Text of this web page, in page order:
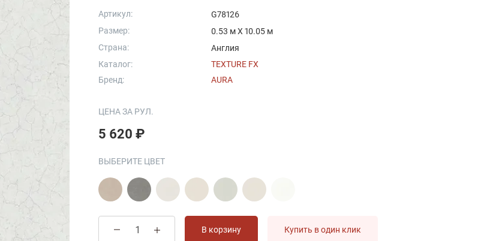
Артикул:
G78126
Размер:
0.53 м X 10.05 м
Страна:
Англия
Каталог:
TEXTURE FX
Бренд:
AURA
ЦЕНА ЗА РУЛ.
5 620 ₽
ВЫБЕРИТЕ ЦВЕТ
В корзину Купить в один клик